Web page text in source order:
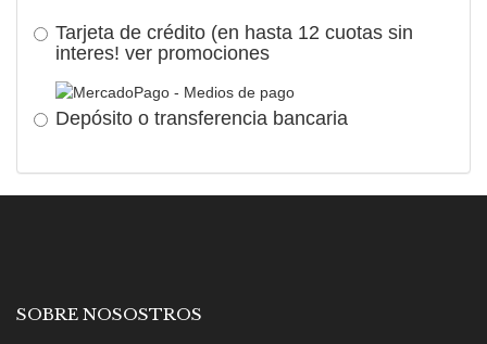
Tarjeta de crédito (en hasta 12 cuotas sin
interes! ver promociones
Depósito o transferencia bancaria
SOBRE NOSOSTROS